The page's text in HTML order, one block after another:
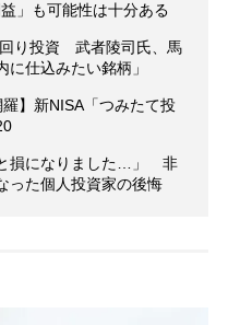
」も可能性は十分ある
り投資 武者陵司氏、馬
仕込みたい銘柄」
】新NISA「つみたて投
と損になりました…」 非
った個人投資家の後悔